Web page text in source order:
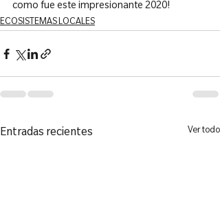
como fue este impresionante 2020!
ECOSISTEMAS LOCALES
Entradas recientes Ver todo